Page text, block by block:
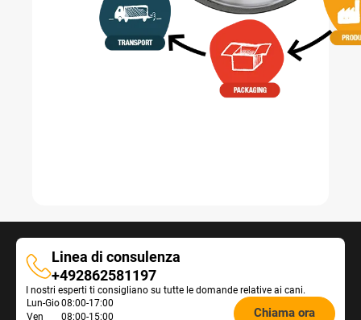
Linea di consulenza
Linea
di
consulenza
+492862581197
I nostri esperti ti consigliano su tutte le domande relative ai cani.
Öffnungszeiten
Lun-Gio08:00-17:00
Ven
08:00-15:00 Chiama ora